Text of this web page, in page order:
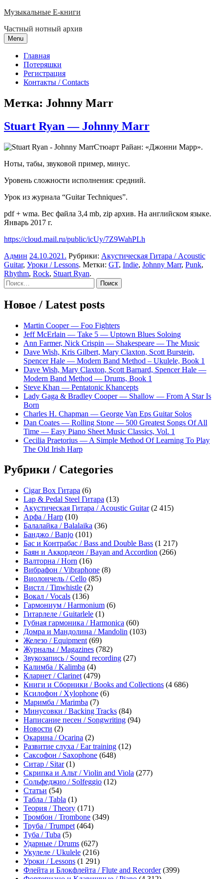
Skip
content
Музыкальные E-книги
Частный нотный архив
Menu
Главная
Потеряшки
Регистрация
Контакты / Contacts
Метка: Johnny Marr
Stuart Ryan — Johnny Marr
Стюарт Райан: «Джонни Марр».
Ноты, табы, звуковой пример, минус.
Уровень сложности исполнения: средний.
Урок из журнала “Guitar Techniques”.
pdf + wma. Вес файла 3,4 mb, zip архив. На английском языке.
Январь 2017 г.
https://cloud.mail.ru/public/icUy/7Z9WahPLh
Админ 24.10.2021 . Рубрики: Акустическая Гитара / Acoustic
Guitar, Уроки / Lessons. Метки: GT, Indie, Johnny Marr, Punk,
Rhythm, Rock, Stuart Ryan.
Sidebar
Найти:
Новое / Latest posts
Martin Cooper — Foo Fighters
Jeff McErlain — Take 5 — Uptown Blues Soloing
Ann Farmer, Nick Crispin — Shakespeare — The Music
Dave Wish, Kris Gilbert, Mary Claxton, Scott Burstein,
Spencer Hale — Modern Band Method – Ukulele, Book 1
Dave Wish, Mary Claxton, Scott Barnard, Spencer Hale —
Modern Band Method — Drums, Book 1
Steve Khan — Pentatonic Khancepts
Lady Gaga & Bradley Cooper — Shallow — From A Star Is
Born
Charles H. Chapman — George Van Eps Guitar Solos
Dan Coates — Rolling Stone — 500 Greatest Songs Of All
Time — Easy Piano Sheet Music Classics, Vol. 1
Cecilia Praetorius — A Simple Method Of Learning To Play
The Old Irish Harp
Рубрики / Categories
Cigar Box Гитара (6)
Lap & Pedal Steel Гитара (13)
Акустическая Гитара / Acoustic Guitar(2 415)
Арфа / Harp (10)
Балалайка / Balalaika (36)
Банджо / Banjo (101)
Бас и Контрабас / Bass and Double Bass (1 217)
Баян и Аккордеон / Bayan and Accordion (266)
Валторна / Horn (16)
Вибрафон / Vibraphone (8)
Виолончель / Cello (85)
Вистл / Tinwhistle (2)
Вокал / Vocals (136)
Гармониум / Harmonium (6)
Гитарлеле / Guitarlele (1)
Губная гармоника / Harmonica (60)
Домра и Мандолина / Mandolin (103)
Железо / Equipment (69)
Журналы / Magazines (782)
Звукозапись / Sound recording (27)
Калимба / Kalimba (4)
Кларнет / Clarinet (479)
Книги и Сборники / Books and Collections (4 686)
Ксилофон / Xylophone (6)
Маримба / Marimba (7)
Минусовки / Backing Tracks (84)
Написание песен / Songwriting (94)
Новости (2)
Окарина / Ocarina (2)
Развитие слуха / Ear training (12)
Саксофон / Saxophone (648)
Ситар / Sitar(1)
Скрипка и Альт / Violin and Viola (277)
Сольфеджио / Solfeggio (12)
Статьи (54)
Табла / Tabla (1)
Теория / Theory (171)
Тромбон / Trombone (349)
Труба / Trumpet (464)
Туба / Tuba (5)
Ударные / Drums (627)
Укулеле / Ukulele (216)
Уроки / Lessons (1 291)
Флейта и Блокфлейта / Flute and Recorder(399)